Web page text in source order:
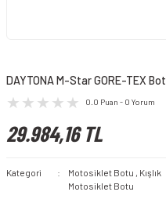
DAYTONA M-Star GORE-TEX Bot
0.0 Puan - 0 Yorum
29.984,16 TL
Kategori Motosiklet Botu , Kışlık
Motosiklet Botu